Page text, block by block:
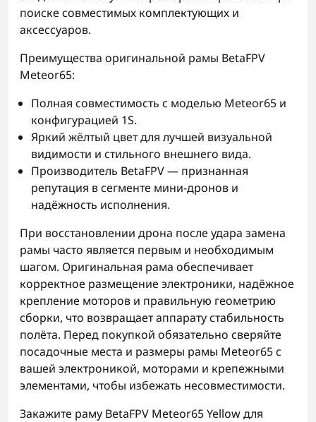
поиске совместимых комплектующих и
аксессуаров.
Преимущества оригинальной рамы BetaFPV
Meteor65:
Полная совместимость с моделью Meteor65 и
конфигурацией 1S.
Яркий жёлтый цвет для лучшей визуальной
видимости и стильного внешнего вида.
Производитель BetaFPV — признанная
репутация в сегменте мини-дронов и
надёжность исполнения.
При восстановлении дрона после удара замена
рамы часто является первым и необходимым
шагом. Оригинальная рама обеспечивает
корректное размещение электроники, надёжное
крепление моторов и правильную геометрию
сборки, что возвращает аппарату стабильность
полёта. Перед покупкой обязательно сверяйте
посадочные места и размеры рамы Meteor65 с
вашей электроникой, моторами и крепежными
элементами, чтобы избежать несовместимости.
Закажите раму BetaFPV Meteor65 Yellow для